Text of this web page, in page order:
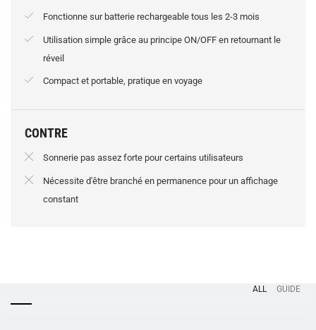
Fonctionne sur batterie rechargeable tous les 2-3 mois
Utilisation simple grâce au principe ON/OFF en retournant le
réveil
Compact et portable, pratique en voyage
CONTRE
Sonnerie pas assez forte pour certains utilisateurs
Nécessite d'être branché en permanence pour un affichage
constant
ALL GUIDE